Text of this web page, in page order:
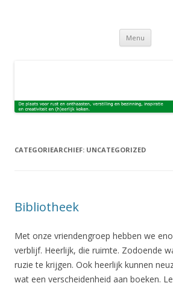
retraite, verstilling
rust en inspiratie,
(h)eerlijk
verstilling en bezinnig, rust en inspiratie,
tijdens één van de
Menu Spring
inhoud
CATEGORIEARCHIEF: UNCATEGORIZED
Bibliotheek
Met onze vriendengroep hebben we
verblijf. Heerlijk, die ruimte. Zodoende
ruzie te krijgen. Ook heerlijk kunnen
wat een verscheidenheid aan boeken.